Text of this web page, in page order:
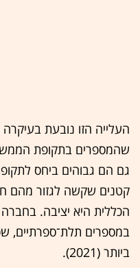
העלייה הזו נובעת
שהמספרים בתקופת
גם הם גבוהים ביחס
קטנים שקשה לגזור מהם
הכללית היא יציבה.
במספרים תלת־ספרתיים,
ביותר (2021).